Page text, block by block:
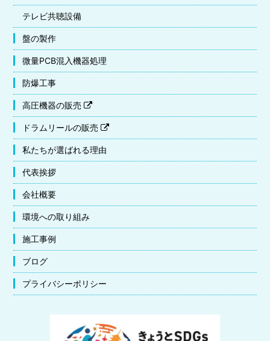
テレビ共聴設備
盤の製作
微量PCB混入機器処理
防爆工事
高圧機器の販売
ドラムリールの販売
私たちが選ばれる理由
代表挨拶
会社概要
環境への取り組み
施工事例
ブログ
プライバシーポリシー